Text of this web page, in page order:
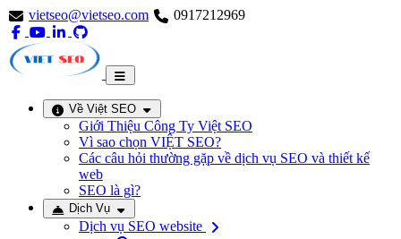
vietseo@vietseo.com 0917212969
Về Việt SEO
Giới Thiệu Công Ty Việt SEO
Vì sao chọn VIỆT SEO?
Các câu hỏi thường gặp về dịch vụ SEO và thiết kế
web
SEO là gì?
Dịch Vụ
Dịch vụ SEO website